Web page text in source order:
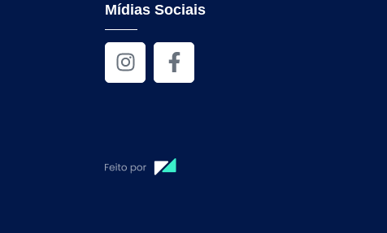
Mídias Sociais